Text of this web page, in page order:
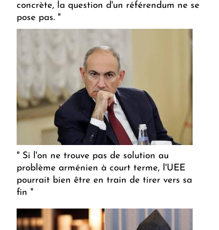
concrète, la question d'un référendum ne se
pose pas. "
" Si l'on ne trouve pas de solution au
problème arménien à court terme, l'UEE
pourrait bien être en train de tirer vers sa
fin "